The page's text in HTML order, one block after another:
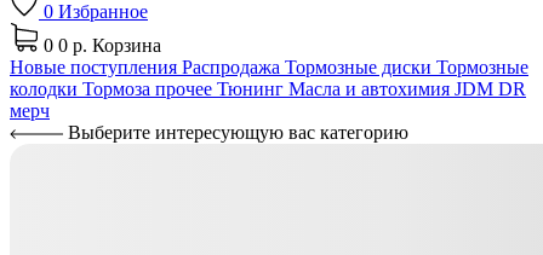
0 Избранное
0 0 р. Корзина
Новые поступления Распродажа Тормозные диски Тормозные
колодки Тормоза прочее Тюнинг Масла и автохимия JDM DR
мерч
Выберите интересующую вас категорию